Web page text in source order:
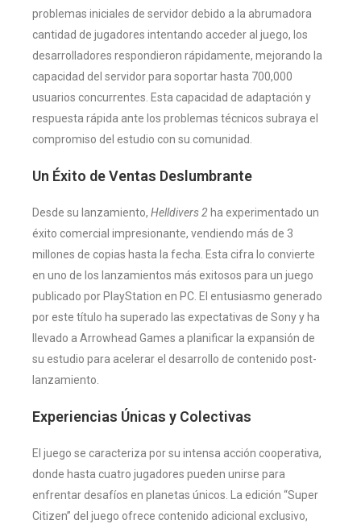
problemas iniciales de servidor debido a la abrumadora
cantidad de jugadores intentando acceder al juego, los
desarrolladores respondieron rápidamente, mejorando la
capacidad del servidor para soportar hasta 700,000
usuarios concurrentes​ ​. Esta capacidad de adaptación y
respuesta rápida ante los problemas técnicos subraya el
compromiso del estudio con su comunidad.
Un Éxito de Ventas Deslumbrante
Desde su lanzamiento, Helldivers 2 ha experimentado un
éxito comercial impresionante, vendiendo más de 3
millones de copias hasta la fecha. Esta cifra lo convierte
en uno de los lanzamientos más exitosos para un juego
publicado por PlayStation en PC. El entusiasmo generado
por este título ha superado las expectativas de Sony y ha
llevado a Arrowhead Games a planificar la expansión de
su estudio para acelerar el desarrollo de contenido post-
lanzamiento​
Experiencias Únicas y Colectivas
El juego se caracteriza por su intensa acción cooperativa,
donde hasta cuatro jugadores pueden unirse para
enfrentar desafíos en planetas únicos. La edición “Super
Citizen” del juego ofrece contenido adicional exclusivo,